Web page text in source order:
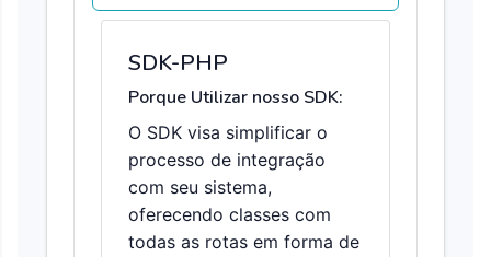
SDK-PHP
Porque Utilizar nosso SDK:
O SDK visa simplificar o
processo de integração
com seu sistema,
oferecendo classes com
todas as rotas em forma de